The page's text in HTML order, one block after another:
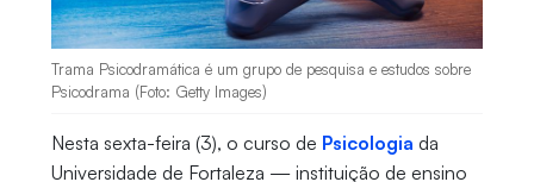
Trama Psicodramática é um grupo de pesquisa e estudos sobre
Psicodrama (Foto: Getty Images)
Nesta sexta-feira (3), o curso de Psicologia da
Universidade de Fortaleza — instituição de ensino